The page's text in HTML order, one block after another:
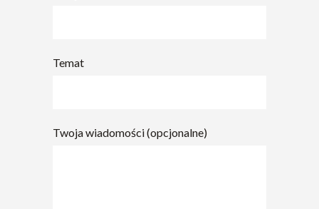
Temat
Twoja wiadomości (opcjonalne)